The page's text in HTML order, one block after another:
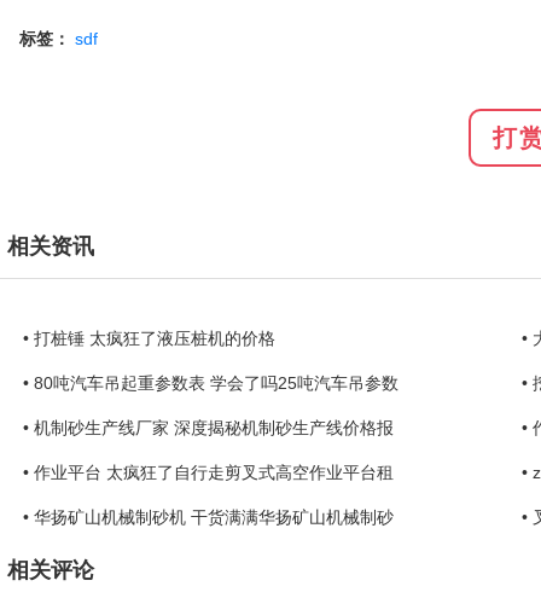
标签： sdf
打
相关资讯
• 打桩锤 太疯狂了液压桩机的价格 •
• 80吨汽车吊起重参数表 学会了吗25吨汽车吊参数 •
• 机制砂生产线厂家 深度揭秘机制砂生产线价格报 •
• 作业平台 太疯狂了自行走剪叉式高空作业平台租 •
• 华扬矿山机械制砂机 干货满满华扬矿山机械制砂 •
相关评论